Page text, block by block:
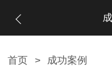
首页 > 成功案例